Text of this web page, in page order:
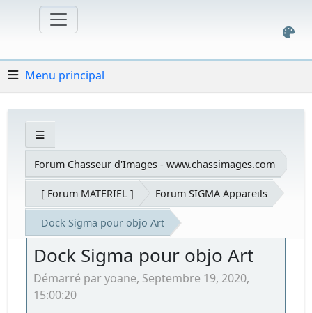
Menu principal
Forum Chasseur d'Images - www.chassimages.com
[ Forum MATERIEL ] Forum SIGMA Appareils
Dock Sigma pour objo Art
Dock Sigma pour objo Art
Démarré par yoane, Septembre 19, 2020,
15:00:20